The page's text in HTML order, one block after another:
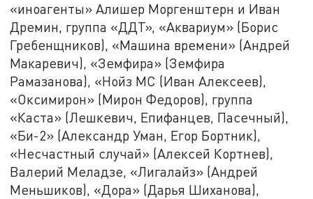
«иноагенты» Алишер Моргенштерн и Иван
Дремин, группа «ДДТ», «Аквариум» (Борис
Гребенщников), «Машина времени» (Андрей
Макаревич), «Земфира» (Земфира
Рамазанова), «Нойз МС (Иван Алексеев),
«Оксимирон» (Мирон Федоров), группа
«Каста» (Лешкевич, Епифанцев, Пасечный),
«Би-2» (Александр Уман, Егор Бортник),
«Несчастный случай» (Алексей Кортнев),
Валерий Меладзе, «Лигалайз» (Андрей
Меньшиков), «Дора» (Дарья Шиханова),